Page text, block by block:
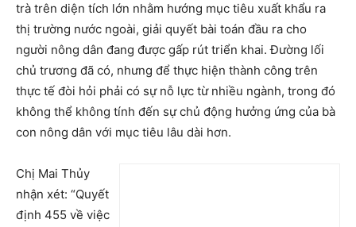
trà trên diện tích lớn nhằm hướng mục tiêu xuất khẩu ra
thị trường nước ngoài, giải quyết bài toán đầu ra cho
người nông dân đang được gấp rút triển khai. Đường lối
chủ trương đã có, nhưng để thực hiện thành công trên
thực tế đòi hỏi phải có sự nỗ lực từ nhiều ngành, trong đó
không thể không tính đến sự chủ động hưởng ứng của bà
con nông dân với mục tiêu lâu dài hơn.
Chị Mai Thủy
nhận xét: “Quyết
định 455 về việc